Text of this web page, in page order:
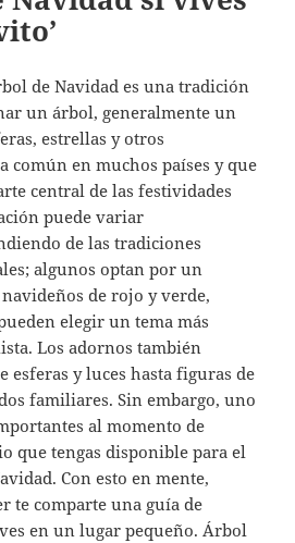
de Navidad es una tradición
un árbol, generalmente un
estrellas y otros
común en muchos países y que
central de las festividades
puede variar
de las tradiciones
algunos optan por un
de rojo y verde,
elegir un tema más
Los adornos también
esferas y luces hasta figuras de
familiares. Sin embargo, uno
al momento de
que tengas disponible para el
Con esto en mente,
te comparte una guía de
en un lugar pequeño. Árbol